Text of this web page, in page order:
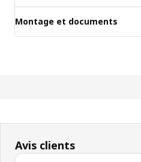
Montage et documents
Avis clients